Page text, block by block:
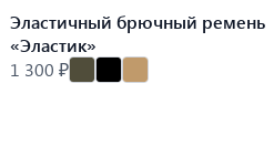
Эластичный брючный ремень
«Эластик»
1 300 ₽